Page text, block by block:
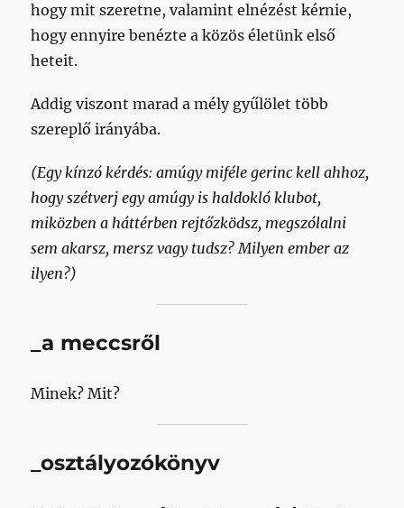
hogy mit szeretne, valamint elnézést kérnie,
hogy ennyire benézte a közös életünk első
heteit.
Addig viszont marad a mély gyűlölet több
szereplő irányába.
(Egy kínzó kérdés: amúgy miféle gerinc kell ahhoz,
hogy szétverj egy amúgy is haldokló klubot,
miközben a háttérben rejtőzködsz, megszólalni
sem akarsz, mersz vagy tudsz? Milyen ember az
ilyen?)
_a meccsről
Minek? Mit?
_osztályozókönyv